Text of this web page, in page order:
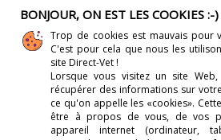
PARTAGE SOCIAL
. .
BONJOUR, ON EST LES COOKIES :-)
Trop de cookies est mauvais pour
C'est pour cela que nous les
site Direct-Vet !
Lorsque vous visitez un site
récupérer des informations sur
ce qu'on appelle les «cookies».
être à propos de vous, de vos
appareil internet (ordinateur,